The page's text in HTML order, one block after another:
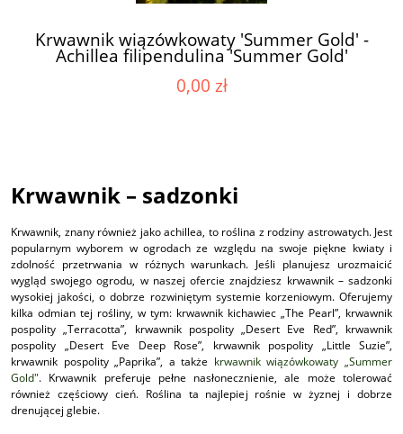
Krwawnik wiązówkowaty 'Summer Gold' -
Achillea filipendulina 'Summer Gold'
0,00 zł
Krwawnik – sadzonki
Krwawnik, znany również jako achillea, to roślina z rodziny astrowatych. Jest
popularnym wyborem w ogrodach ze względu na swoje piękne kwiaty i
zdolność przetrwania w różnych warunkach. Jeśli planujesz urozmaicić
wygląd swojego ogrodu, w naszej ofercie znajdziesz krwawnik – sadzonki
wysokiej jakości, o dobrze rozwiniętym systemie korzeniowym. Oferujemy
kilka odmian tej rośliny, w tym: krwawnik kichawiec „The Pearl”, krwawnik
pospolity „Terracotta”, krwawnik pospolity „Desert Eve Red”, krwawnik
pospolity „Desert Eve Deep Rose”, krwawnik pospolity „Little Suzie”,
krwawnik pospolity „Paprika”, a także krwawnik wiązówkowaty „Summer
Gold". Krwawnik preferuje pełne nasłonecznienie, ale może tolerować
również częściowy cień. Roślina ta najlepiej rośnie w żyznej i dobrze
drenującej glebie.